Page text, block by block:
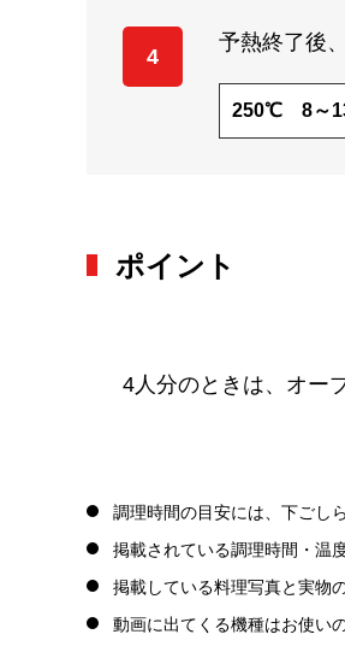
4
予熱終了後、
250℃ 8～
ポイント
4人分のときは、オー
調理時間の目安には、下ごし
掲載されている調理時間・温
掲載している料理写真と実物
動画に出てくる機種はお使い